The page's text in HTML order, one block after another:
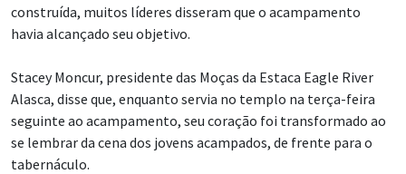
construída, muitos líderes disseram que o acampamento
havia alcançado seu objetivo.
Stacey Moncur, presidente das Moças da Estaca Eagle River
Alasca, disse que, enquanto servia no templo na terça-feira
seguinte ao acampamento, seu coração foi transformado ao
se lembrar da cena dos jovens acampados, de frente para o
tabernáculo.